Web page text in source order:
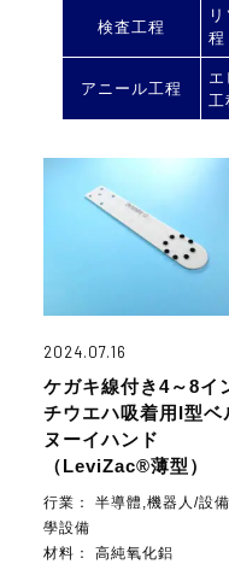
検査工程
程
アニール工程
工
2024.07.16
ケガキ線付き4～8イ
チウエハ吸着用I型ベ
ヌーイハンド
（LeviZac®薄型）
行業： 半導體,機器人/設
學設備
材料： 高純氧化鋁